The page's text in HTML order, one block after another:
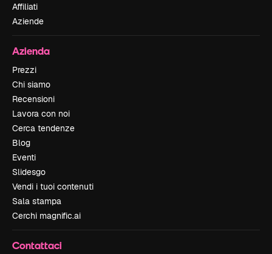
Affiliati
Aziende
Azienda
Prezzi
Chi siamo
Recensioni
Lavora con noi
Cerca tendenze
Blog
Eventi
Slidesgo
Vendi i tuoi contenuti
Sala stampa
Cerchi magnific.ai
Contattaci